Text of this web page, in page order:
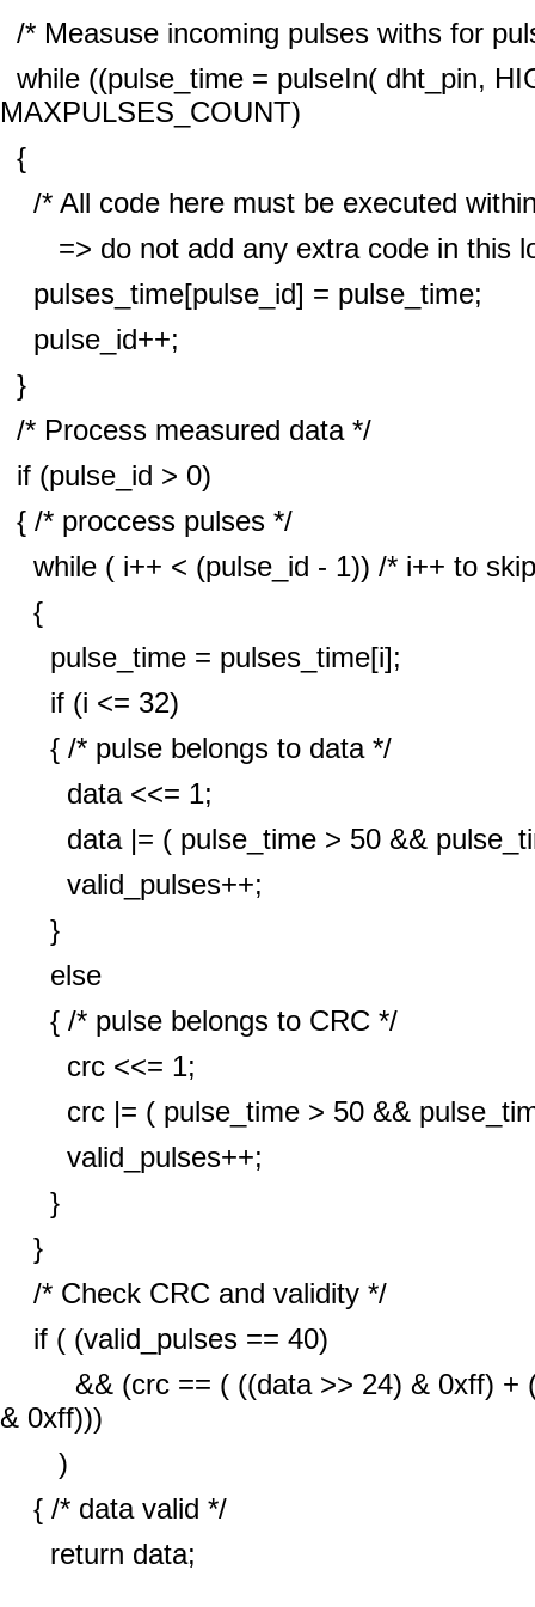
/* Measuse incoming pulses withs for
while ((pulse_time = pulseIn( dht_pin,
MAXPULSES_COUNT)
{
/* All code here must be executed
=> do not add any extra code in
pulses_time[pulse_id] = pulse_time;
pulse_id++;
}
/* Process measured data */
if (pulse_id > 0)
{ /* proccess pulses */
while ( i++ < (pulse_id - 1)) /* i++ to
{
pulse_time = pulses_time[i];
if (i <= 32)
{ /* pulse belongs to data */
data <<= 1;
data |= ( pulse_time > 50 &&
valid_pulses++;
}
else
{ /* pulse belongs to CRC */
crc <<= 1;
crc |= ( pulse_time > 50 &&
valid_pulses++;
}
}
/* Check CRC and validity */
if ( (valid_pulses == 40)
&& (crc == ( ((data >> 24) & 0xff) +
& 0xff)))
)
{ /* data valid */
return data;